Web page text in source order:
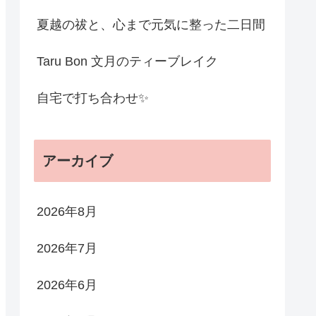
夏越の祓と、心まで元気に整った二日間
Taru Bon 文月のティーブレイク
自宅で打ち合わせ✨
アーカイブ
2026年8月
2026年7月
2026年6月